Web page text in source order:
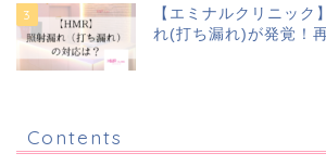
【エミナルクリニック
れ(打ち漏れ)が発覚！
Contents